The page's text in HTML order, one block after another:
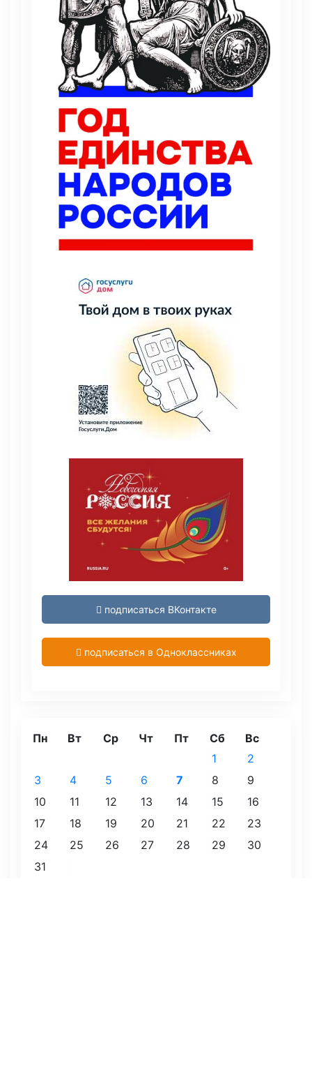
подписаться ВКонтакте
подписаться в Одноклассниках
Пн Вт Ср Чт Пт Сб Вс
1
2
3
4 5 6 7 8
9
10
11 12 13 14 15
16
17
18 19 20 21 22
23
24
25 26 27 28 29
30
31